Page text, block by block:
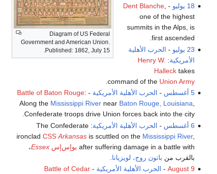
Diagram of US Federal
Government and American Union.
Published: 1862, July 15.
18 يوليو
-
Dent Blanche,
one of the highest
summits in the Alps, is
first ascended.
23 يوليو
- الحرب الأهلية
الأمريكية:
Henry W.
Hallecktakes
command of the Union Army
5 أغسطس
- الحرب الأهلية الأمريكية -
Battle of Baton Rouge:
Along the Mississippi Rivernear Baton Rouge, Louisiana,
Confederate troops drive Union forces back into the city.
6 أغسطس
- الحرب الأهلية الأمريكية : The Confederate
ironclad CSS Arkansasis scuttled on the Mississippi River,
after suffering damage in a battle with يوإس‌إسEssex،
بالقرب من باتون روج، لويزيانا
August 9
- الحرب الأهلية الأمريكية -
Battle of Cedar